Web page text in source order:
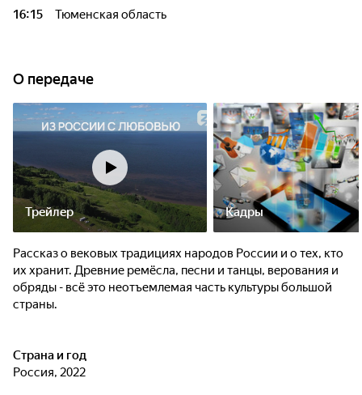
деревом.
16:15 Тюменская область
архитектурном наследии и своей кропотливой работе с
О передаче
Трейлер Кадры
Рассказ о вековых традициях народов России и о тех, кто
их хранит. Древние ремёсла, песни и танцы, верования и
обряды - всё это неотъемлемая часть культуры большой
страны.
Страна и год
Россия, 2022